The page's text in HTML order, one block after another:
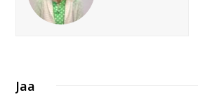
Jaa